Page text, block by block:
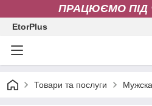
ПРАЦЮЄМО ПІД
EtorPlus
Товари та послуги